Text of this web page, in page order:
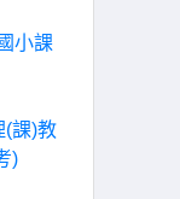
小課
(課)教
)